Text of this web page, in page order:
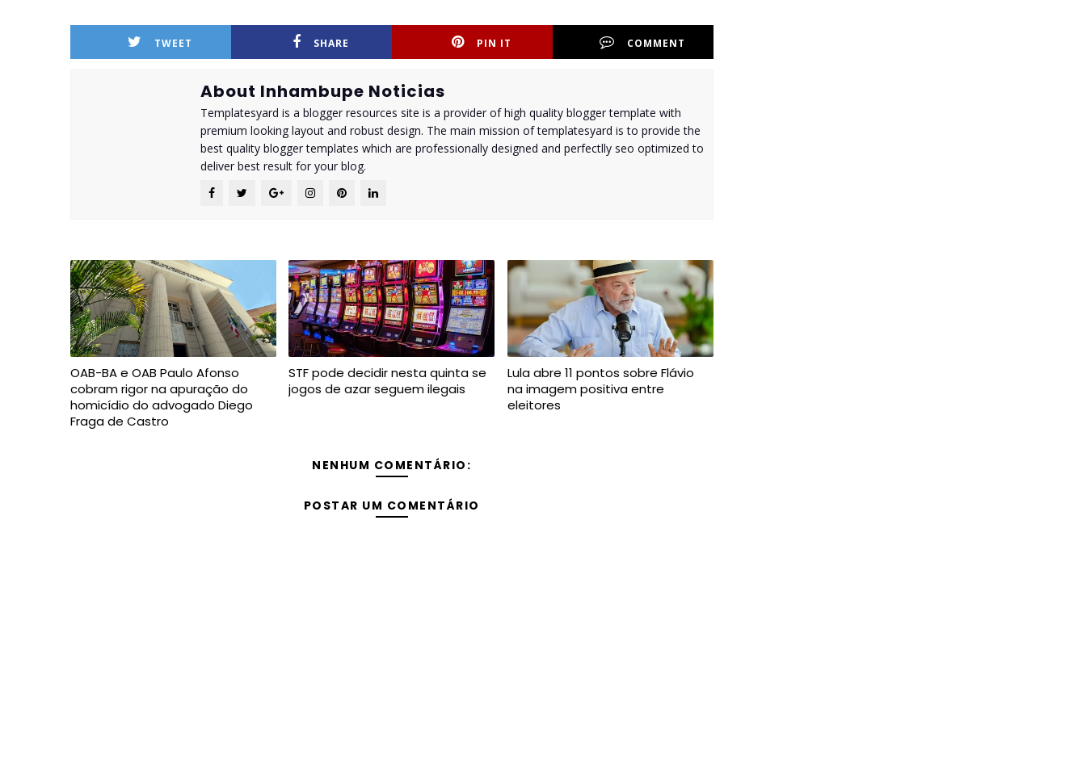
TWEET SHARE PIN IT COMMENT
About Inhambupe Noticias
Templatesyard is a blogger resources site is a provider of high quality blogger template with
premium looking layout and robust design. The main mission of templatesyard is to provide the
best quality blogger templates which are professionally designed and perfectlly seo optimized to
deliver best result for your blog.
OAB-BA e OAB Paulo Afonso
cobram rigor na apuração do
homicídio do advogado Diego
Fraga de Castro
STF pode decidir nesta quinta se
jogos de azar seguem ilegais
Lula abre 11 pontos sobre Flávio
na imagem positiva entre
eleitores
NENHUM COMENTÁRIO:
POSTAR UM COMENTÁRIO